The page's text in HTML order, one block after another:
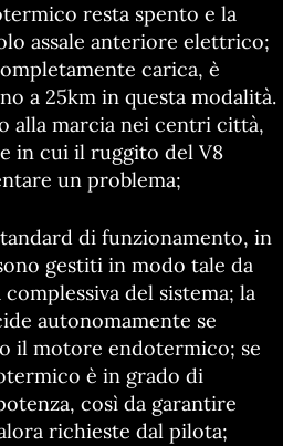
resta spento e la
assale anteriore elettrico;
carica, è
a 25km in questa modalità.
alla marcia nei centri città,
in cui il ruggito del V8
un problema;
di funzionamento, in
gestiti in modo tale da
del sistema; la
autonomamente se
il motore endotermico; se
è in grado di
così da garantire
richieste dal pilota;